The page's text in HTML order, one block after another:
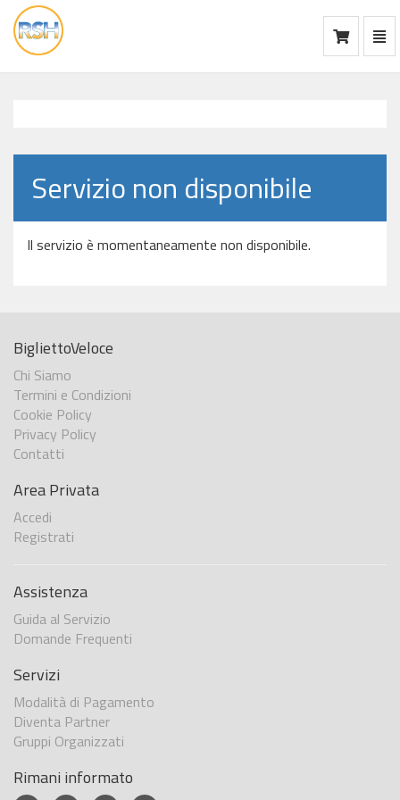
vai
alla
Servizio non disponibile
Il servizio è momentaneamente non disponibile.
BigliettoVeloce
Chi Siamo
Termini e Condizioni
Cookie Policy
Privacy Policy
Contatti
Area Privata
Accedi
Registrati
Assistenza
Guida al Servizio
Domande Frequenti
Servizi
Modalità di Pagamento
Diventa Partner
Gruppi Organizzati
Rimani informato